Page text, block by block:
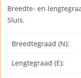
Breedte- en
Sluis.
Breedtegraad (N):
Lengtegraad (E):